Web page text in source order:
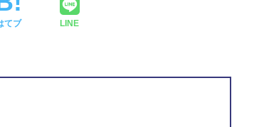
てブ LINE